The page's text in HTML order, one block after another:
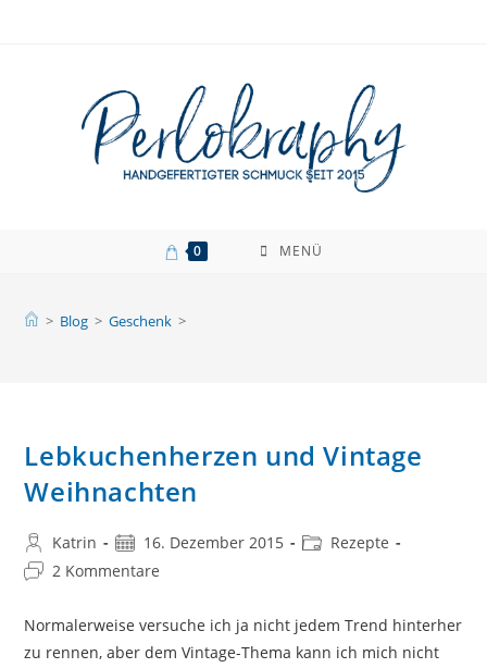
0 MENÜ
> Blog > Geschenk >
Lebkuchenherzen und Vintage
Weihnachten
Beitrags-
Autor:
Katrin
Beitrag
veröffentlicht:
16. Dezember 2015
Beitrags-
Rezepte
Beitrags-
2 Kommentare
Normalerweise versuche ich ja nicht jedem Trend hinterher
zu rennen, aber dem Vintage-Thema kann ich mich nicht